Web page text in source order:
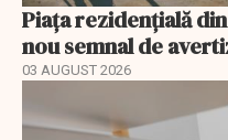
Piața rezidențială
nou semnal de
03 AUGUST 2026